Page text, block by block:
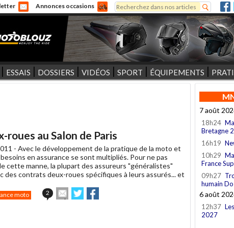
Annonces occasions
Formulaire de recherche
Rechercher
ESSAIS DOSSIERS VIDÉOS SPORT ÉQUIPEMENTS
roues au Salon de Paris
- Avec le développement de la pratique de la moto et
en assurance se sont multipliés. Pour ne pas
cette manne, la plupart des assureurs "généralistes"
des contrats deux-roues spécifiques à leurs assurés... et
moto 2
Envoyer
cet
Partager
sur sur
7 août
18h24
Bretagne
16h19
10h29
France
09h27
humain
6 août
12h37
2027